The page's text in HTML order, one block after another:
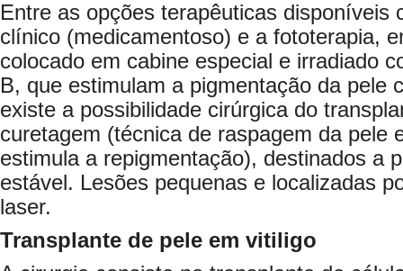
Entre as opções terapêuticas disponíveis
clínico (medicamentoso) e a fototerapia,
colocado em cabine especial e irradiado
B, que estimulam a pigmentação da pele
existe a possibilidade cirúrgica do
curetagem (técnica de raspagem da pele
estimula a repigmentação), destinados a
estável. Lesões pequenas e localizadas
laser.
Transplante de pele em vitiligo